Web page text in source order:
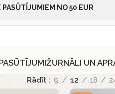
PASŪTĪJUMIEM NO 50 EUR
ŽURNĀLI UN
Rādīt 9 12 18